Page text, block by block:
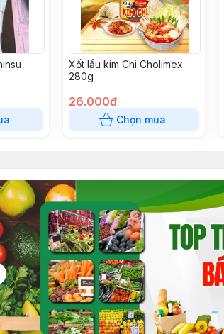
Xốt lẩu kim Chi Cholimex
280g
26.000đ
Chọn mua